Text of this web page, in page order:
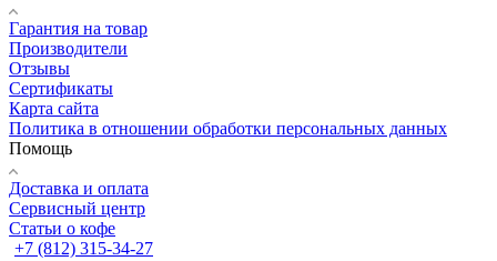
Гарантия на товар
Производители
Отзывы
Сертификаты
Карта сайта
Политика в отношении обработки персональных данных
Помощь
Доставка и оплата
Сервисный центр
Статьи о кофе
+7 (812) 315-34-27